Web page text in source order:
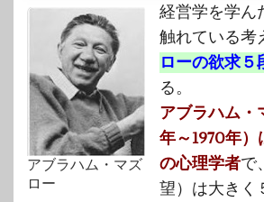
アブラハム・マズ
ロー
経営学を学ん
触れている考
ローの欲求５
る。
アブラハム・
年～1970年
の心理学者で
望）は大きく